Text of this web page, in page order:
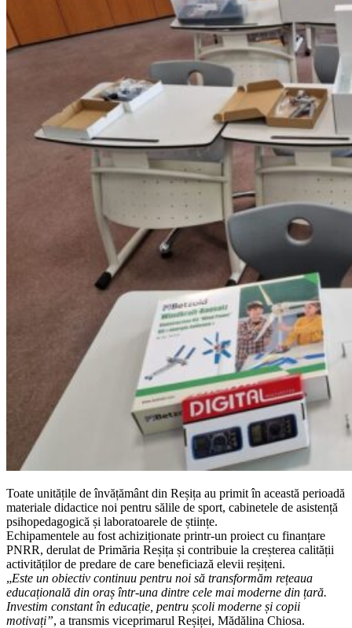
Toate unitățile de învățământ din Reșița au primit în această perioadă
materiale didactice noi pentru sălile de sport, cabinetele de asistență
psihopedagogică și laboratoarele de științe.
Echipamentele au fost achiziționate printr-un proiect cu finanțare
PNRR, derulat de Primăria Reșița și contribuie la creșterea calității
activităților de predare de care beneficiază elevii reșițeni.
„Este un obiectiv continuu pentru noi să transformăm rețeaua
educațională din oraș într-una dintre cele mai moderne din țară.
Investim constant în educație, pentru școli moderne și copii
motivați”, a transmis viceprimarul Reșiței, Mădălina Chiosa.